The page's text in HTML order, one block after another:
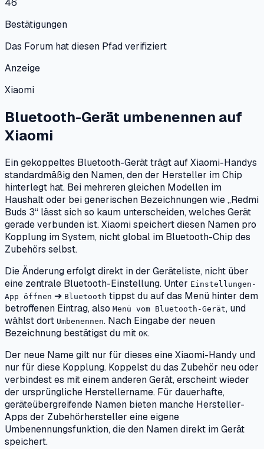
46
Bestätigungen
Das Forum hat diesen Pfad verifiziert
Anzeige
Xiaomi
Bluetooth-Gerät umbenennen auf
Xiaomi
Ein gekoppeltes Bluetooth-Gerät trägt auf Xiaomi-Handys
standardmäßig den Namen, den der Hersteller im Chip
hinterlegt hat. Bei mehreren gleichen Modellen im
Haushalt oder bei generischen Bezeichnungen wie „Redmi
Buds 3“ lässt sich so kaum unterscheiden, welches Gerät
gerade verbunden ist. Xiaomi speichert diesen Namen pro
Kopplung im System, nicht global im Bluetooth-Chip des
Zubehörs selbst.
Die Änderung erfolgt direkt in der Geräteliste, nicht über
eine zentrale Bluetooth-Einstellung. Unter Einstellungen-
App öffnen ➔ Bluetooth tippst du auf das Menü hinter dem
betroffenen Eintrag, also Menü vom Bluetooth-Gerät, und
wählst dort Umbenennen. Nach Eingabe der neuen
Bezeichnung bestätigst du mit OK.
Der neue Name gilt nur für dieses eine Xiaomi-Handy und
nur für diese Kopplung. Koppelst du das Zubehör neu oder
verbindest es mit einem anderen Gerät, erscheint wieder
der ursprüngliche Herstellername. Für dauerhafte,
geräteübergreifende Namen bieten manche Hersteller-
Apps der Zubehörhersteller eine eigene
Umbenennungsfunktion, die den Namen direkt im Gerät
speichert.